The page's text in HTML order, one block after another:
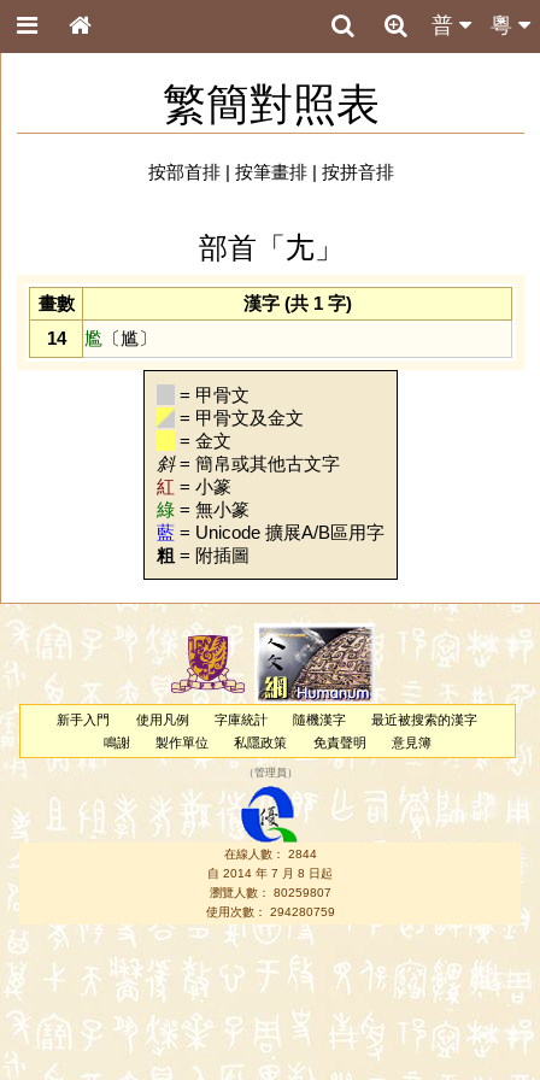
粵
普
繁簡對照表
按部首排| 按筆畫排| 按拼音排
部首「𡯁」
畫數
漢字 (共 1 字)
14
尷 〔尴〕
= 甲骨文
= 甲骨文及金文
= 金文
斜= 簡帛或其他古文字
紅 = 小篆
綠 = 無小篆
藍 = Unicode 擴展A/B區用字
粗 = 附插圖
新手入門 使用凡例 字庫統計 隨機漢字
最近被搜索的漢字
鳴謝
製作單位 私隱政策 免責聲明 意見簿
（管理員 ）
在線人數： 2844
自 2014 年 7 月 8 日起
瀏覽人數： 80259807
使用次數： 294280759